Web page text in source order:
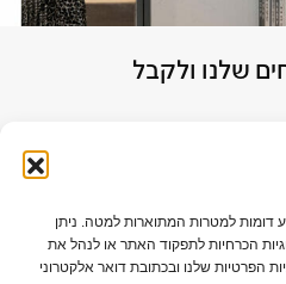
דומות למטרות המתוארות למטה. ניתן
הכרחיות לתפקוד האתר או לנהל את
הפרטיות שלנו ובכתובת דואר אלקטרוני
שלנו ולקבל
תקני איכות וקיימות